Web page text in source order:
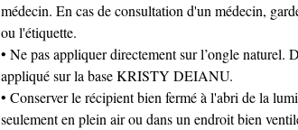
médecin. En cas de consultation d'un médecin,
ou l'étiquette.
• Ne pas appliquer directement sur l’ongle naturel.
appliqué sur la base KRISTY DEIANU.
• Conserver le récipient bien fermé à l'abri de la
seulement en plein air ou dans un endroit bien